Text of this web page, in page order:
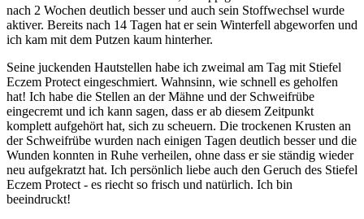
nach 2 Wochen deutlich besser und auch sein Stoffwechsel wurde
aktiver. Bereits nach 14 Tagen hat er sein Winterfell abgeworfen und
ich kam mit dem Putzen kaum hinterher.
Seine juckenden Hautstellen habe ich zweimal am Tag mit Stiefel
Eczem Protect eingeschmiert. Wahnsinn, wie schnell es geholfen
hat! Ich habe die Stellen an der Mähne und der Schweifrübe
eingecremt und ich kann sagen, dass er ab diesem Zeitpunkt
komplett aufgehört hat, sich zu scheuern. Die trockenen Krusten an
der Schweifrübe wurden nach einigen Tagen deutlich besser und die
Wunden konnten in Ruhe verheilen, ohne dass er sie ständig wieder
neu aufgekratzt hat. Ich persönlich liebe auch den Geruch des Stiefel
Eczem Protect - es riecht so frisch und natürlich. Ich bin
beeindruckt!